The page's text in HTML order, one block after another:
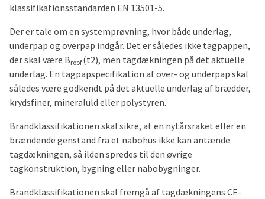
klassifikationsstandarden EN 13501-5.
Der er tale om en systemprøvning, hvor både underlag,
underpap og overpap indgår. Det er således ikke tagpappen,
der skal være Broof(t2), men tagdækningen på det aktuelle
underlag. En tagpapspecifikation af over- og underpap skal
således være godkendt på det aktuelle underlag af brædder,
krydsfiner, mineraluld eller polystyren.
Brandklassifikationen skal sikre, at en nytårsraket eller en
brændende genstand fra et nabohus ikke kan antænde
tagdækningen, så ilden spredes til den øvrige
tagkonstruktion, bygning eller nabobygninger.
Brandklassifikationen skal fremgå af tagdækningens CE-